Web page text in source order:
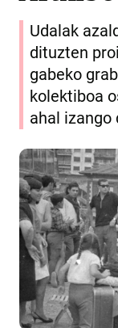
Udalak
dituzten
gabeko
kolektiboa
ahal izango